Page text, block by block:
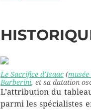
Le Sacrifice d’Isaac (musée
Barberini, et sa datation
L’attribution du
parmi les spécialistes